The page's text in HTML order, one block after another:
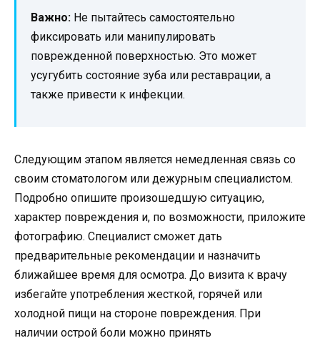
Важно: Не пытайтесь самостоятельно
фиксировать или манипулировать
поврежденной поверхностью. Это может
усугубить состояние зуба или реставрации, а
также привести к инфекции.
Следующим этапом является немедленная связь со
своим стоматологом или дежурным специалистом.
Подробно опишите произошедшую ситуацию,
характер повреждения и, по возможности, приложите
фотографию. Специалист сможет дать
предварительные рекомендации и назначить
ближайшее время для осмотра. До визита к врачу
избегайте употребления жесткой, горячей или
холодной пищи на стороне повреждения. При
наличии острой боли можно принять